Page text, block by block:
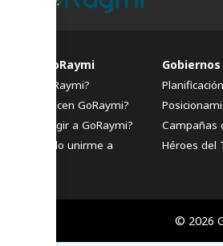
FAQs de GoRaymi
¿Qué es GoRaymi?
¿Quiénes hacen GoRaymi?
¿Por qué elegir a GoRaymi?
¿Cómo puedo unirme a
Gobiernos
Campañas
Héroes del
© 2026